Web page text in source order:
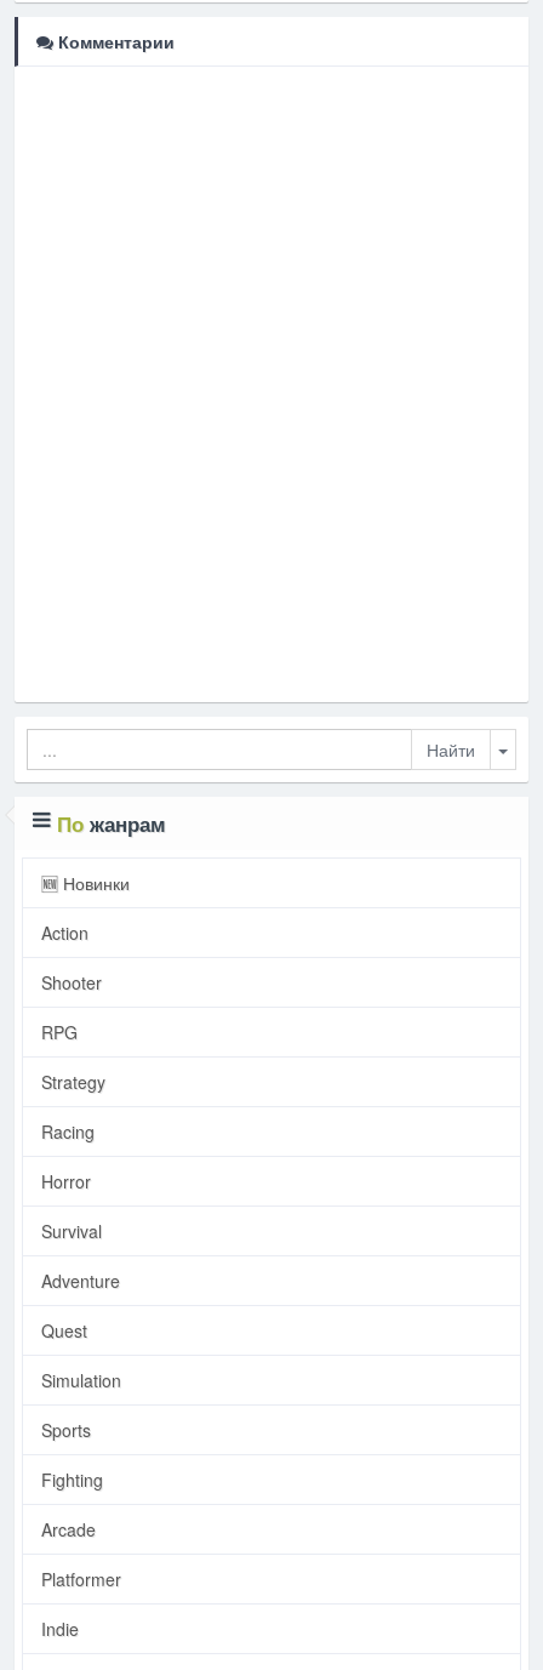
Комментарии
По жанрам
🆕 Новинки
Action
Shooter
RPG
Strategy
Racing
Horror
Survival
Adventure
Quest
Simulation
Sports
Fighting
Arcade
Platformer
Indie